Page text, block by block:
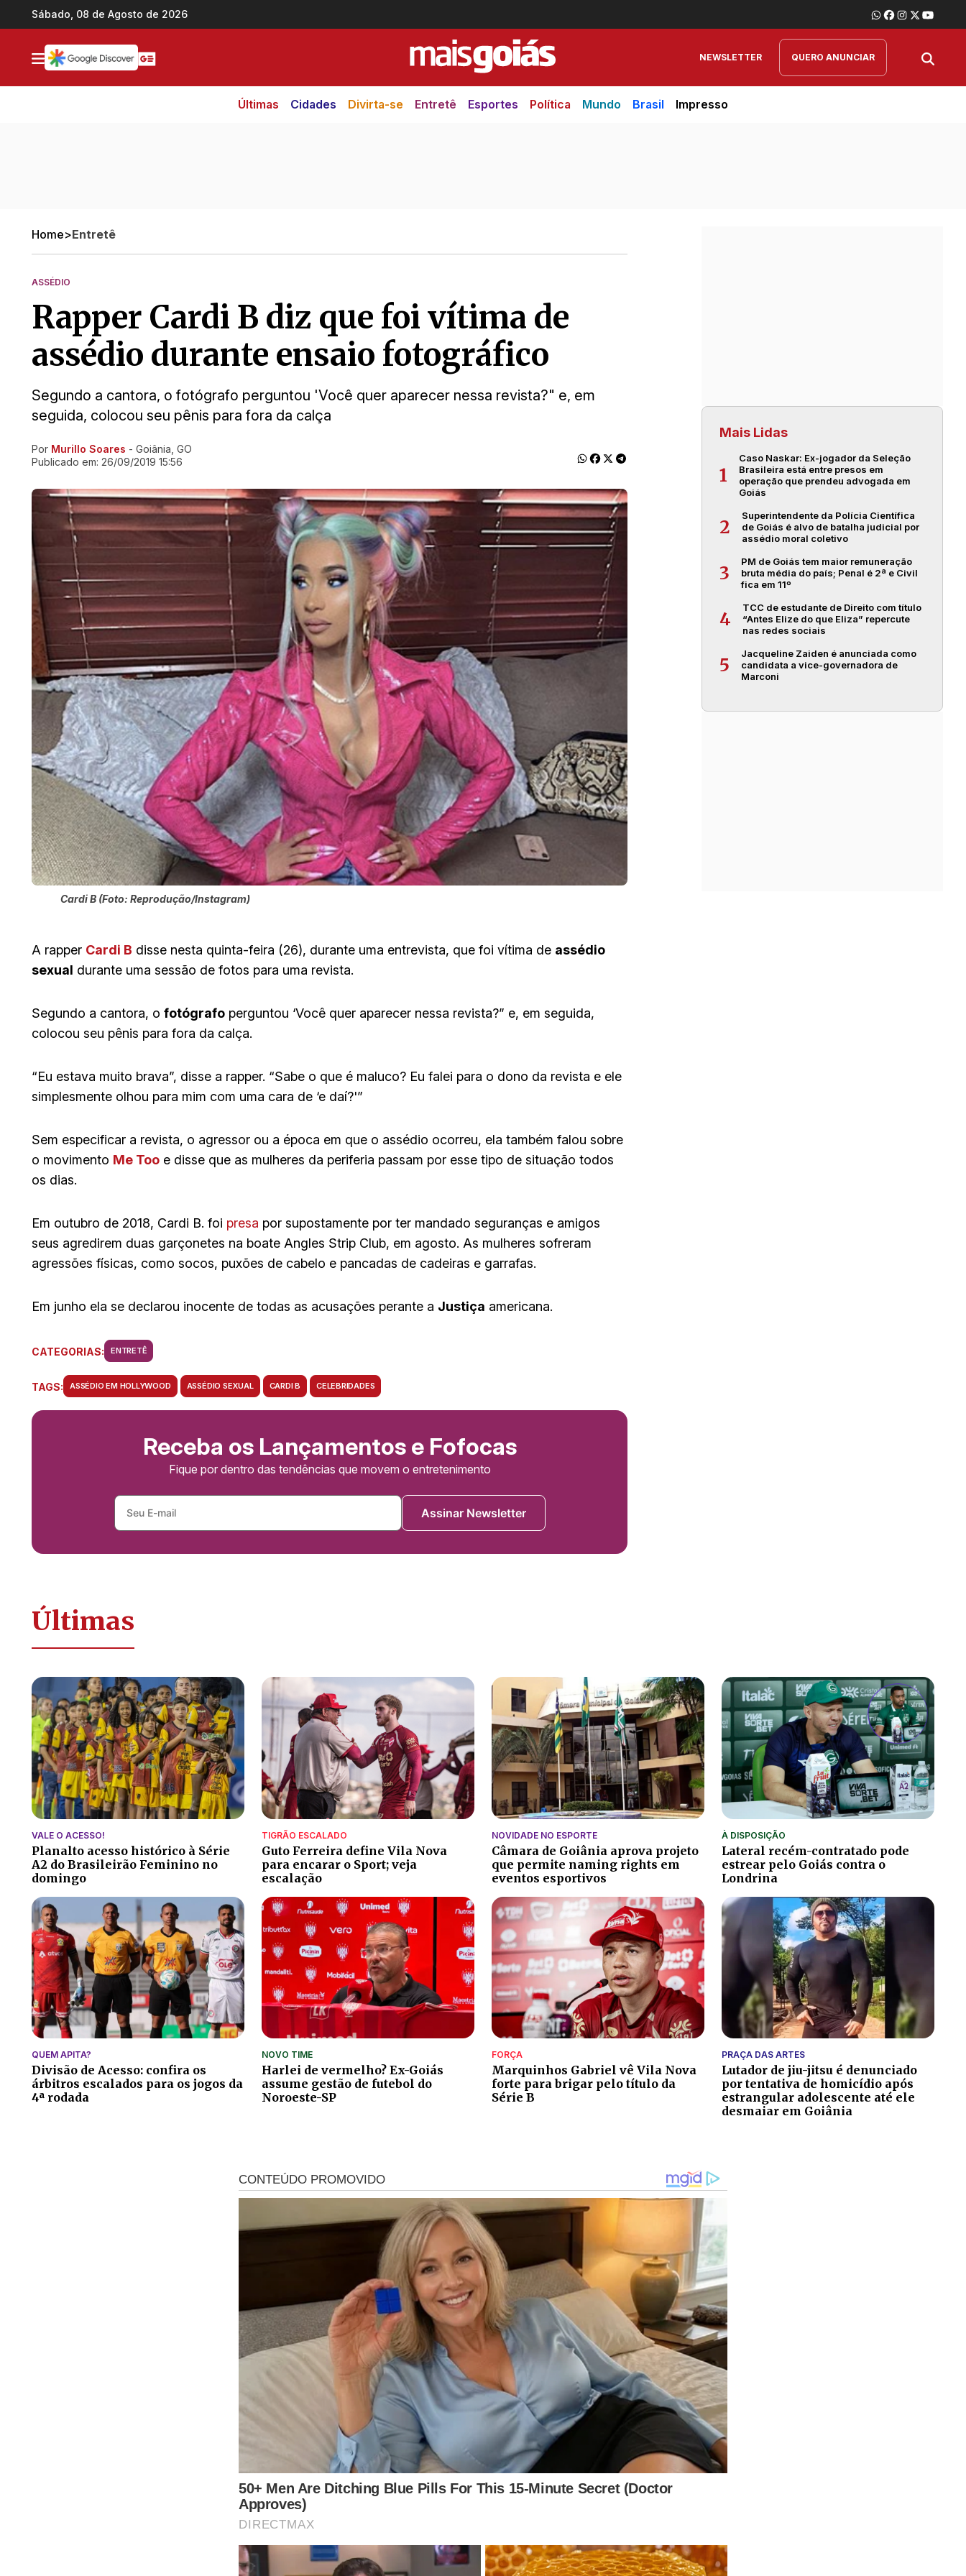
Ir direto pro conteúdo
Sábado, 08 de Agosto de 2026
NEWSLETTER QUERO ANUNCIAR
Últimas Cidades Divirta-se Entretê Esportes Política Mundo Brasil Impresso
Home>Entretê
ASSÉDIO
Rapper Cardi B diz que foi vítima de
assédio durante ensaio fotográfico
Segundo a cantora, o fotógrafo perguntou 'Você quer aparecer nessa revista?" e, em
seguida, colocou seu pênis para fora da calça
Ir direto pra matéria
Por Murillo Soares - Goiânia, GO
Publicado em: 26/09/2019 15:56
Cardi B (Foto: Reprodução/Instagram)
A rapper Cardi B disse nesta quinta-feira (26), durante uma entrevista, que foi vítima de assédio
sexual durante uma sessão de fotos para uma revista.
Segundo a cantora, o fotógrafo perguntou ‘Você quer aparecer nessa revista?” e, em seguida,
colocou seu pênis para fora da calça.
“Eu estava muito brava”, disse a rapper. “Sabe o que é maluco? Eu falei para o dono da revista e ele
simplesmente olhou para mim com uma cara de ‘e daí?'”
Sem especificar a revista, o agressor ou a época em que o assédio ocorreu, ela também falou sobre
o movimento Me Too e disse que as mulheres da periferia passam por esse tipo de situação todos
os dias.
Em outubro de 2018, Cardi B. foi presa por supostamente por ter mandado seguranças e amigos
seus agredirem duas garçonetes na boate Angles Strip Club, em agosto. As mulheres sofreram
agressões físicas, como socos, puxões de cabelo e pancadas de cadeiras e garrafas.
Em junho ela se declarou inocente de todas as acusações perante a Justiça americana.
CATEGORIAS: ENTRETÊ
TAGS: ASSÉDIO EM HOLLYWOOD ASSÉDIO SEXUAL CARDI B CELEBRIDADES
Receba os Lançamentos e Fofocas
Fique por dentro das tendências que movem o entretenimento
Assinar Newsletter
Mais Lidas
1
Caso Naskar: Ex-jogador da Seleção
Brasileira está entre presos em
operação que prendeu advogada em
Goiás
2
Superintendente da Polícia Científica
de Goiás é alvo de batalha judicial por
assédio moral coletivo
3
PM de Goiás tem maior remuneração
bruta média do país; Penal é 2ª e Civil
fica em 11º
4
TCC de estudante de Direito com título
“Antes Elize do que Eliza” repercute
nas redes sociais
5
Jacqueline Zaiden é anunciada como
candidata a vice-governadora de
Marconi
Últimas
VALE O ACESSO!
Planalto acesso histórico à Série
A2 do Brasileirão Feminino no
domingo
TIGRÃO ESCALADO
Guto Ferreira define Vila Nova
para encarar o Sport; veja
escalação
NOVIDADE NO ESPORTE
Câmara de Goiânia aprova projeto
que permite naming rights em
eventos esportivos
À DISPOSIÇÃO
Lateral recém-contratado pode
estrear pelo Goiás contra o
Londrina
QUEM APITA?
Divisão de Acesso: confira os
árbitros escalados para os jogos da
4ª rodada
NOVO TIME
Harlei de vermelho? Ex-Goiás
assume gestão de futebol do
Noroeste-SP
FORÇA
Marquinhos Gabriel vê Vila Nova
forte para brigar pelo título da
Série B
PRAÇA DAS ARTES
Lutador de jiu-jitsu é denunciado
por tentativa de homicídio após
estrangular adolescente até ele
desmaiar em Goiânia